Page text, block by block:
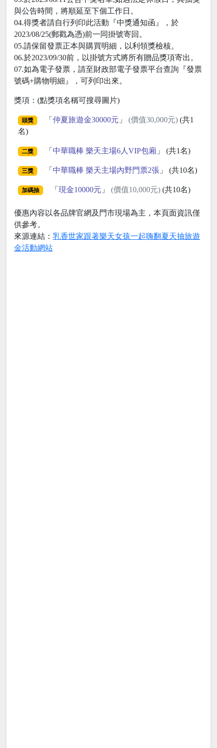
與公告時間，將順延至下個工作日。
04.得獎者請自行列印此活動『中獎通知函』，於
2023/08/25(郵戳為憑)前一同掛號寄回。
05.請保留發票正本與購買明細，以利領獎檢核。
06.於2023/09/30前，以掛號方式將所有贈品獎項寄出。
07.如為電子發票，請至財政部電子發票平台查詢『發票
號碼+購物明細』，可列印出來。
獎項：(點獎項名稱可搜尋圖片)
頭獎 「 仲夏旅遊金30000元 」 (價值30,000元)(共1
名)
二獎 「 中華職棒 樂天主場6人VIP包廂 」 (共1名)
三獎 「 中華職棒 樂天主場內野門票2張」 (共10名)
加碼抽 「 現金10000元 」 (價值10,000元)(共10名)
優惠內容以各品牌官網及門市現場為主，本頁面資訊僅
供參考。
來源連結： 乳香世家跟著樂天女孩一起嗨翻夏天抽旅遊
金活動網站